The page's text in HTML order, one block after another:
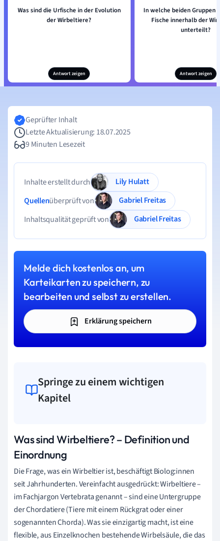
Was sind die Urfische in der Evolution
der Wirbeltiere?
Antwort zeigen
In welche beiden Gruppen
Fische innerhalb der
unterteilt?
Antwort zeigen
Geprüfter Inhalt
Letzte Aktualisierung: 18.07.2025
9 Minuten Lesezeit
Inhalte erstellt durch
Lily Hulatt
Quellenüberprüft von
Gabriel Freitas
Inhaltsqualität geprüft von
Gabriel Freitas
Melde dich kostenlos an, um
Karteikarten zu speichern, zu
bearbeiten und selbst zu erstellen.
Erklärung speichern
Springe zu einem wichtigen
Kapitel
Was sind Wirbeltiere? – Definition und
Einordnung
Die Frage, was ein Wirbeltier ist, beschäftigt Biolog:innen
seit Jahrhunderten. Vereinfacht ausgedrückt: Wirbeltiere –
im Fachjargon Vertebrata genannt – sind eine Untergruppe
der Chordatiere (Tiere mit einem Rückgrat oder einer
sogenannten Chorda). Was sie einzigartig macht, ist eine
flexible, aus Einzelknochen bestehende Wirbelsäule, die das